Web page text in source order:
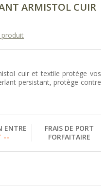
ARMISTOL CUIR
produit
cuir et textile protège vos
persistant, protège contre
ENTRE
--
FRAIS DE PORT
FORFAITAIRE